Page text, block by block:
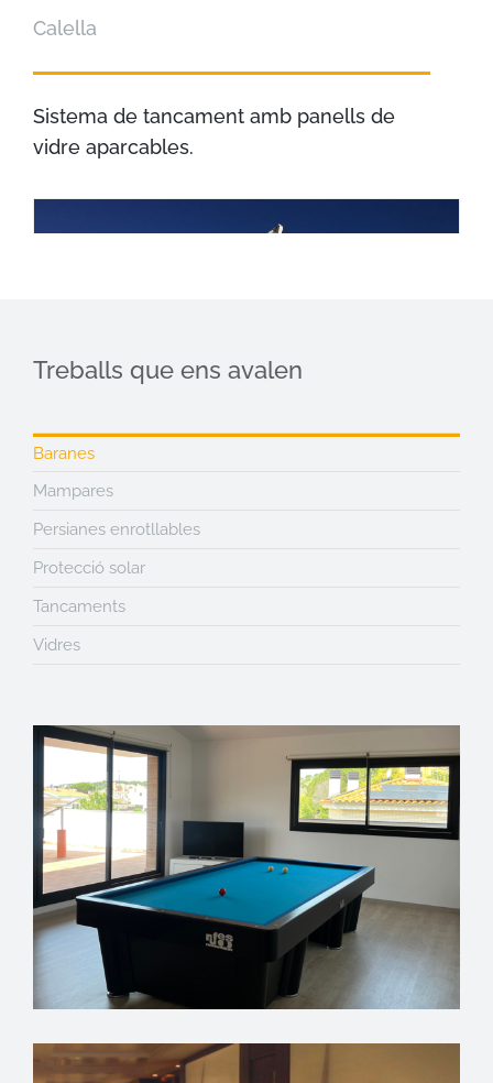
Calella
Sistema de tancament amb panells de
vidre aparcables.
Treballs que ens avalen
Baranes
Mampares
Persianes enrotllables
Protecció solar
Tancaments
Vidres